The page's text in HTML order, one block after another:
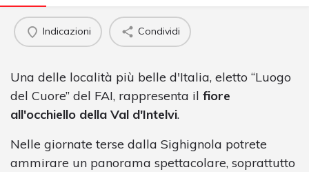
Indicazioni Condividi
Una delle località più belle d'Italia, eletto “Luogo
del Cuore” del FAI, rappresenta il fiore
all'occhiello della Val d'Intelvi.
Nelle giornate terse dalla Sighignola potrete
ammirare un panorama spettacolare, soprattutto